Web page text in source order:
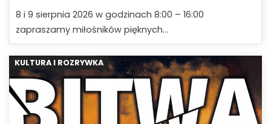
8 i 9 sierpnia 2026 w godzinach 8:00 – 16:00
zapraszamy miłośników pięknych...
KULTURA I ROZRYWKA